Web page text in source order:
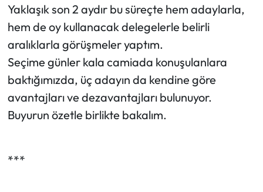
Yaklaşık son 2 aydır bu süreçte hem adaylarla,
hem de oy kullanacak delegelerle belirli
aralıklarla görüşmeler yaptım.
Seçime günler kala camiada konuşulanlara
baktığımızda, üç adayın da kendine göre
avantajları ve dezavantajları bulunuyor.
Buyurun özetle birlikte bakalım.
***